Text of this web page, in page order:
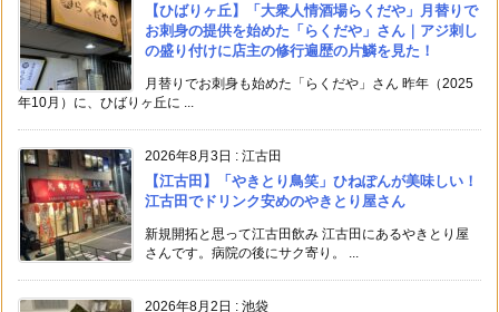
【ひばりヶ丘】「大衆人情酒場らくだや」月替りで
お刺身の提供を始めた「らくだや」さん｜アジ刺し
の盛り付けに店主の修行遍歴の片鱗を見た！
月替りでお刺身も始めた「らくだや」さん 昨年（2025
年10月）に、ひばりヶ丘に ...
2026年8月3日 : 江古田
【江古田】「やきとり鳥笑」ひねぽんが美味しい！
江古田でドリンク安めのやきとり屋さん
新規開拓と思って江古田飲み 江古田にあるやきとり屋
さんです。病院の後にサク寄り。 ...
2026年8月2日 : 池袋